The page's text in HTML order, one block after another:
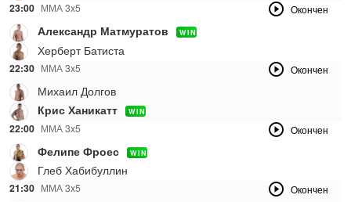
23:00 ММА 3x5 Окончен
Александр Матмуратов WIN
Херберт Батиста
22:30 ММА 3x5 Окончен
Михаил Долгов
Крис Ханикатт
WIN
22:00 ММА 3x5 Окончен
Фелипе Фроес WIN
Глеб Хабибуллин
21:30 ММА 3x5 Окончен